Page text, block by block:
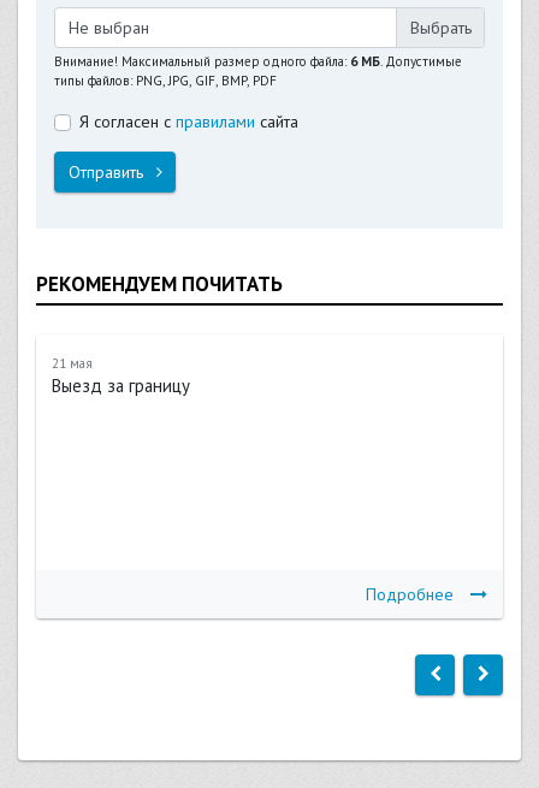
Не выбран
Внимание! Максимальный размер одного файла: 6 МБ. Допустимые
типы файлов: PNG, JPG, GIF, BMP, PDF
Я согласен с правилами сайта
Отправить
РЕКОМЕНДУЕМ ПОЧИТАТЬ
21 мая
Выезд за границу
Подробнее